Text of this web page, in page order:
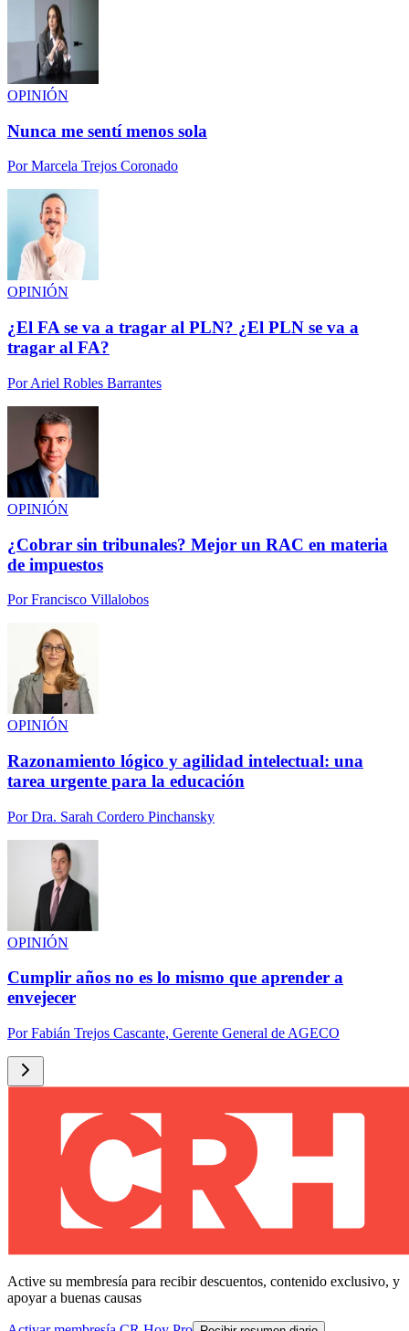
OPINIÓN
Nunca me sentí menos sola
PorMarcela Trejos Coronado
OPINIÓN
¿El FA se va a tragar al PLN? ¿El PLN se va a
tragar al FA?
PorAriel Robles Barrantes
OPINIÓN
¿Cobrar sin tribunales? Mejor un RAC en materia
de impuestos
PorFrancisco Villalobos
OPINIÓN
Razonamiento lógico y agilidad intelectual: una
tarea urgente para la educación
PorDra. Sarah Cordero Pinchansky
OPINIÓN
Cumplir años no es lo mismo que aprender a
envejecer
PorFabián Trejos Cascante, Gerente General de AGECO
Active su membresía para recibir descuentos, contenido exclusivo, y
apoyar a buenas causas